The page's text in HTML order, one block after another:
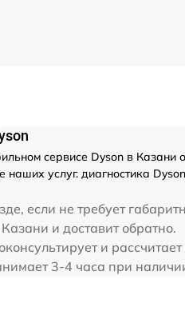
сервисе Dyson в
услуг. диагностика
если не требует
и доставит обратно.
и
3-4 часа при